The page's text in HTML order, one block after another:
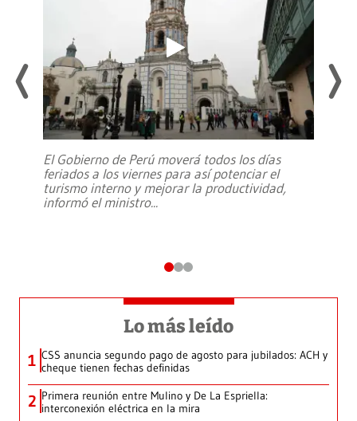
El Gobierno de Perú moverá todos los días
feriados a los viernes para así potenciar el
turismo interno y mejorar la productividad,
informó el ministro...
Lo más leído
1 CSS anuncia segundo pago de agosto para jubilados: ACH y
cheque tienen fechas definidas
2 Primera reunión entre Mulino y De La Espriella:
interconexión eléctrica en la mira